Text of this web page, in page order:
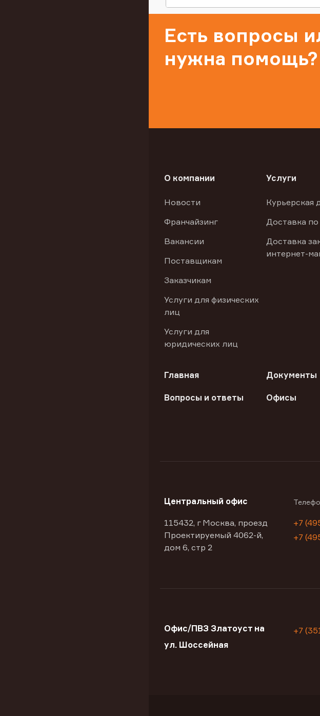
Есть вопросы
нужна помощь?
О компании
Новости
Франчайзинг
Вакансии
Поставщикам
Заказчикам
Услуги для физических
лиц
Услуги для
юридических лиц
Услуги
Курьерская
Доставка
Доставка
интернет-
Главная Документы
Вопросы и ответы Офисы
Центральный офис
115432, г Москва, проезд
Проектируемый 4062-й,
дом 6, стр 2
+7
+7
Офис/ПВЗ Златоуст на
ул. Шоссейная
+7